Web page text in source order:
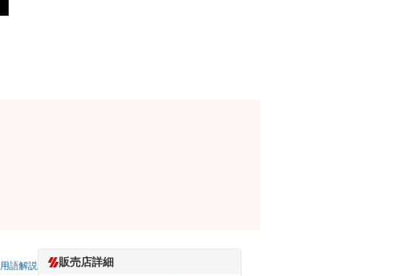
用語解説 販売店詳細